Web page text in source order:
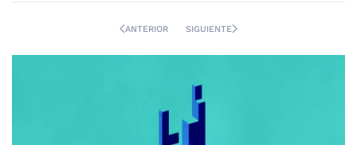
ANTERIOR SIGUIENTE